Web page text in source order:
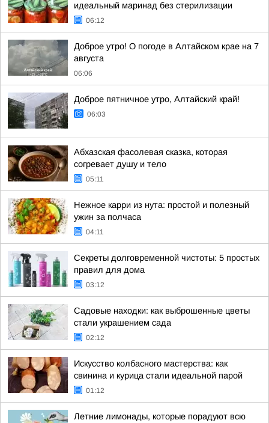
идеальный маринад без стерилизации
06:12
Доброе утро! О погоде в Алтайском крае на 7
августа
06:06
Доброе пятничное утро, Алтайский край!
06:03
Абхазская фасолевая сказка, которая
согревает душу и тело
05:11
Нежное карри из нута: простой и полезный
ужин за полчаса
04:11
Секреты долговременной чистоты: 5 простых
правил для дома
03:12
Садовые находки: как выброшенные цветы
стали украшением сада
02:12
Искусство колбасного мастерства: как
свинина и курица стали идеальной парой
01:12
Летние лимонады, которые порадуют всю